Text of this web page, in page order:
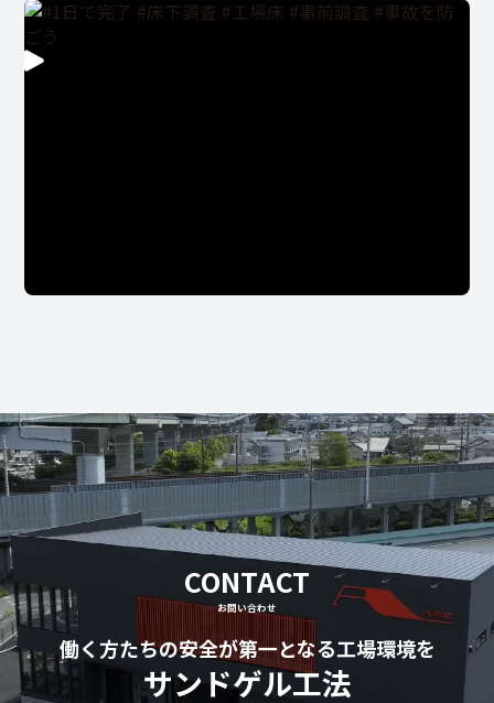
CONTACT
お問い合わせ
働く方たちの安全が第一となる工場環境を
サンドゲル工法